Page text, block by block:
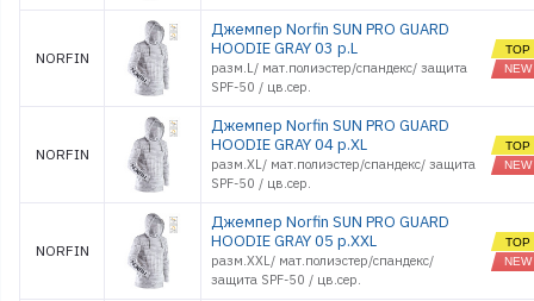
NORFIN
Джемпер Norfin SUN PRO GUARD
HOODIE GRAY 03 р.L
разм.L/ мат.полиэстер/спандекс/ защита
SPF-50 / цв.cер.
NORFIN
Джемпер Norfin SUN PRO GUARD
HOODIE GRAY 04 р.XL
разм.XL/ мат.полиэстер/спандекс/ защита
SPF-50 / цв.cер.
NORFIN
Джемпер Norfin SUN PRO GUARD
HOODIE GRAY 05 р.XXL
разм.XXL/ мат.полиэстер/спандекс/
защита SPF-50 / цв.cер.